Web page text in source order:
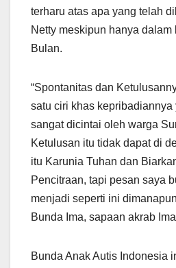
terharu atas apa yang telah
Netty meskipun hanya dalam
Bulan.
“Spontanitas dan
satu ciri khas kepribadiannya
sangat dicintai oleh warga
Ketulusan itu tidak dapat di
itu Karunia Tuhan dan
Pencitraan, tapi pesan saya
menjadi seperti ini
Bunda Ima, sapaan akrab
Bunda Anak Autis Indonesia